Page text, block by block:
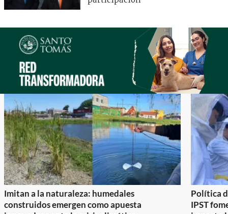
Imitan a la naturaleza: humedales
construidos emergen como apuesta
Política
IPST